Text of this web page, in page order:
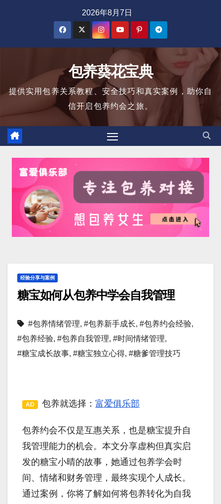
2026年8月7日
包养葵花宝典
提供实用包养关系教程、安全技巧和真实案例，助你自
信开启包养约会之旅。
经验分享与案例
糖宝如何从包养中学会自我管理
#包养情绪管理, #包养新手成长, #包养约会经验,
#包养经验, #包养自我管理, #时间情绪管理,
#糖宝成长故事, #糖宝独立心得, #糖爹管理技巧
AD 包养就选择： 富爱俱乐部
包养约会不仅是互惠关系，也是糖宝提升自
我管理能力的机会。本文分享虚构但真实启
发的糖宝小晴的故事，她通过包养学会时
间、情绪和财务管理，最终实现个人成长。
通过案例，你将了解如何将包养转化为自我